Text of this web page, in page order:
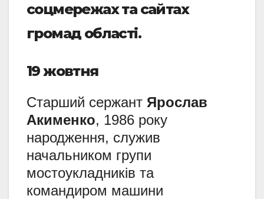
соцмережах та сайтах
громад області.
19 жовтня
Старший сержант Ярослав
Акименко, 1986 року
народження, служив
начальником групи
мостоукладників та
командиром машини